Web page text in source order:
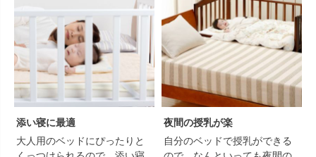
添い寝に最適
大人用のベッドにぴったりと
夜間の授乳が楽
自分のベッドで授乳ができる